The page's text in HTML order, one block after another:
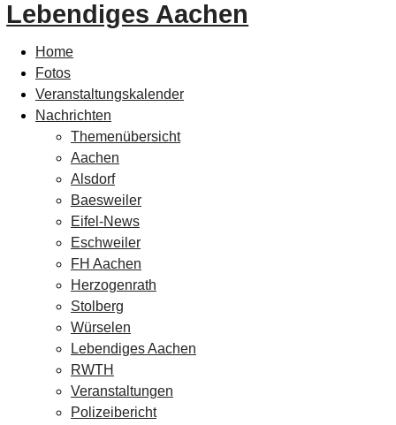
Lebendiges Aachen
Home
Fotos
Veranstaltungskalender
Nachrichten
Themenübersicht
Aachen
Alsdorf
Baesweiler
Eifel-News
Eschweiler
FH Aachen
Herzogenrath
Stolberg
Würselen
Lebendiges Aachen
RWTH
Veranstaltungen
Polizeibericht